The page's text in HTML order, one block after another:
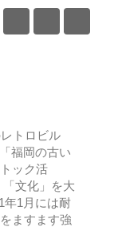
トロビル
福岡の古い
ック活
文化」を大
年1月には耐
ますます強